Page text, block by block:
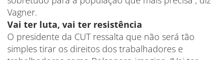
Vagner.
Vai ter luta, vai ter resistência
O presidente da CUT ressalta que não será tão
simples tirar os direitos dos trabalhadores e